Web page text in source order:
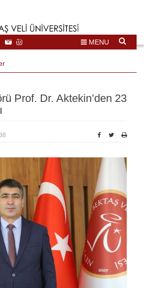
İHTİSASLAŞMA
MENU
Prof. Dr. Aktekin’den 23